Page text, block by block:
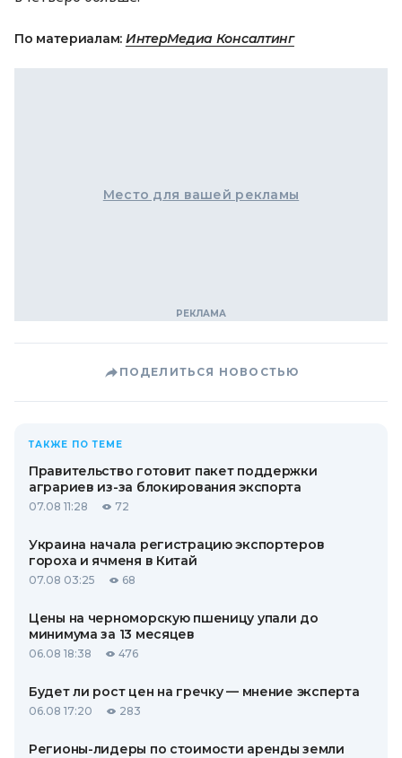
По материалам: ИнтерМедиа Консалтинг
Место для вашей рекламы
ПОДЕЛИТЬСЯ НОВОСТЬЮ
ТАКЖЕ ПО ТЕМЕ
Правительство готовит пакет поддержки
аграриев из-за блокирования экспорта
07.08 11:28 72
Украина начала регистрацию экспортеров
гороха и ячменя в Китай
07.08 03:25 68
Цены на черноморскую пшеницу упали до
минимума за 13 месяцев
06.08 18:38 476
Будет ли рост цен на гречку — мнение эксперта
06.08 17:20 283
Регионы-лидеры по стоимости аренды земли